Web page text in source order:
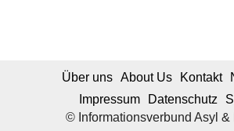
© Informationsverbund Asyl &
Über uns About Us Kontakt
Impressum
Datenschutz